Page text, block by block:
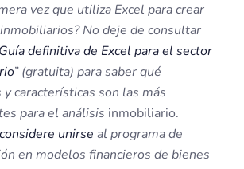
vez que utiliza Excel para crear
No deje de consultar
definitiva de Excel para el sector
” (gratuita) para saber qué
y características son las más
para el análisis inmobiliario.
considere unirse al programa de
en modelos financieros de bienes